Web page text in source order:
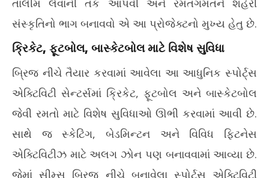
તાલીમ લેવાની તક આપવી અને રમતગમતને શહેરી
સંસ્કૃતિનો ભાગ બનાવવો એ આ પ્રોજેક્ટનો મુખ્ય હેતુ છે.
ક્રિકેટ, ફૂટબોલ, બાસ્કેટબોલ માટે વિશેષ સુવિધા
બ્રિજ નીચે તૈયાર કરવામાં આવેલા આ આધુનિક સ્પોર્ટ્સ
એક્ટિવિટી સેન્ટર્સમાં ક્રિકેટ, ફૂટબોલ અને બાસ્કેટબોલ
જેવી રમતો માટે વિશેષ સુવિધાઓ ઊભી કરવામાં આવી છે.
સાથે જ સ્કેટિંગ, બેડમિન્ટન અને વિવિધ ફિટનેસ
એક્ટિવિટીઝ માટે અલગ ઝોન પણ બનાવવામાં આવ્યા છે.
જેમાં સીમ્સ બ્રિજ નીચે બનાવેલા સ્પોર્ટ્સ એક્ટિવિટી